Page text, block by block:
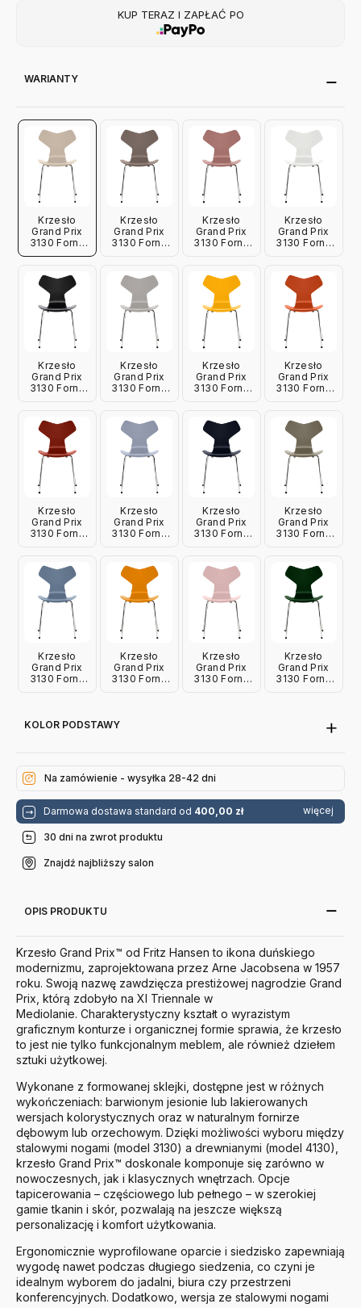
KUP TERAZ I ZAPŁAĆ PO
WARIANTY
Krzesło
Grand Prix
3130 Fornir
Lakierowany
Fritz Hansen
Krzesło
Grand Prix
3130 Fornir
Fritz Hansen
Krzesło
Grand Prix
3130 Fornir
Fritz Hansen
Krzesło
Grand Prix
3130 Fornir
Hansen
Krzesło
Grand Prix
3130 Fornir
Hansen
Krzesło
Grand Prix
3130 Fornir
Fritz Hansen
Krzesło
Grand Prix
3130 Fornir
Hansen
Krzesło
Grand Prix
3130 Fornir
Fritz Hansen
Krzesło
Grand Prix
3130 Fornir
Czerwień
Fritz Hansen
Krzesło
Grand Prix
3130 Fornir
Fritz Hansen
Krzesło
Grand Prix
3130 Fornir
Fritz Hansen
Krzesło
Grand Prix
3130 Fornir
Fritz Hansen
Krzesło
Grand Prix
3130 Fornir
Hansen
Krzesło
Grand Prix
3130 Fornir
Krzesło
Grand Prix
3130 Fornir
Krzesło
Grand Prix
3130 Fornir
KOLOR PODSTAWY
Na zamówienie - wysyłka 28-42 dni
Darmowa dostawa standard od 400,00 zł więcej
30 dni na zwrot produktu
Znajdź najbliższy salon
OPIS PRODUKTU
Krzesło Grand Prix™ od Fritz Hansen to ikona duńskiego
modernizmu, zaprojektowana przez Arne Jacobsena w 1957
roku. Swoją nazwę zawdzięcza prestiżowej nagrodzie Grand
Prix, którą zdobyło na XI Triennale w
Mediolanie. Charakterystyczny kształt o wyrazistym
graficznym konturze i organicznej formie sprawia, że krzesło
to jest nie tylko funkcjonalnym meblem, ale również dziełem
sztuki użytkowej.
Wykonane z formowanej sklejki, dostępne jest w różnych
wykończeniach: barwionym jesionie lub lakierowanych
wersjach kolorystycznych oraz w naturalnym fornirze
dębowym lub orzechowym. Dzięki możliwości wyboru między
stalowymi nogami (model 3130) a drewnianymi (model 4130),
krzesło Grand Prix™ doskonale komponuje się zarówno w
nowoczesnych, jak i klasycznych wnętrzach. Opcje
tapicerowania – częściowego lub pełnego – w szerokiej
gamie tkanin i skór, pozwalają na jeszcze większą
personalizację i komfort użytkowania.
Ergonomicznie wyprofilowane oparcie i siedzisko zapewniają
wygodę nawet podczas długiego siedzenia, co czyni je
idealnym wyborem do jadalni, biura czy przestrzeni
konferencyjnych. Dodatkowo, wersja ze stalowymi nogami